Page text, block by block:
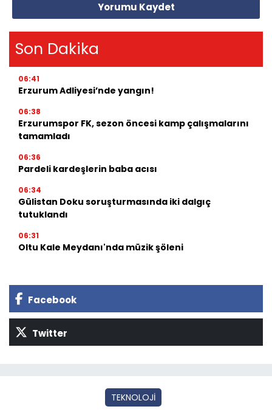
Yorumu Kaydet
Son Dakika
06:41
Erzurum Adliyesi’nde yangın!
06:38
Erzurumspor FK, sezon öncesi kamp çalışmalarını
tamamladı
06:36
Pardeli kardeşlerin baba acısı
06:34
Gülistan Doku soruşturmasında iki dalgıç
tutuklandı
06:31
Oltu Kale Meydanı'nda müzik şöleni
Facebook
Twitter
TEKNOLOJİ